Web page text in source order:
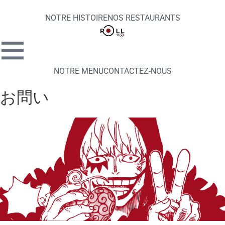
NOTRE HISTOIRENOS RESTAURANTS
NOTRE MENUCONTACTEZ-NOUS
お問い